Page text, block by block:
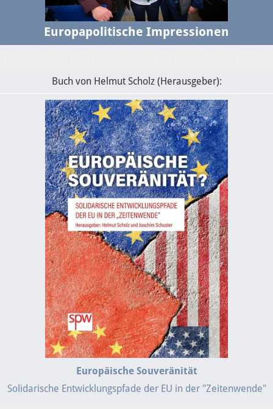
Europapolitische Impressionen
Buch von Helmut Scholz (Herausgeber):
Europäische Souveränität
Solidarische Entwicklungspfade der EU in der "Zeitenwende"